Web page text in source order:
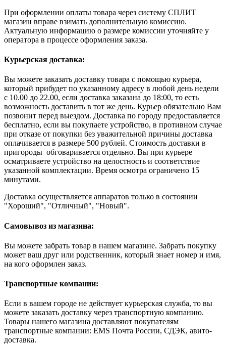
При оформлении оплаты товара через систему СПЛИТ
магазин вправе взимать дополнительную комиссию.
Актуальную информацию о размере комиссии уточняйте у
оператора в процессе оформления заказа.
Курьерская доставка:
Вы можете заказать доставку товара с помощью курьера,
который прибудет по указанному адресу в любой день недели
с 10.00 до 22.00, если доставка заказана до 18:00, то есть
возможность доставить в тот же день. Курьер обязательно Вам
позвонит перед выездом. Доставка по городу предоставляется
бесплатно, если вы покупаете устройство, в противном случае
при отказе от покупки без уважительной причины доставка
оплачивается в размере 500 рублей. Стоимость доставки в
пригороды обговаривается отдельно. Вы при курьере
осматриваете устройство на целостность и соответствие
указанной комплектации. Время осмотра ограничено 15
минутами.
Доставка осуществляется аппаратов только в состоянии
"Хороший", "Отличный", "Новый".
Самовывоз из магазина:
Вы можете забрать товар в нашем магазине. Забрать покупку
может ваш друг или родственник, который знает номер и имя,
на кого оформлен заказ.
Транспортные компании:
Если в вашем городе не действует курьерская служба, то вы
можете заказать доставку через транспортную компанию.
Товары нашего магазина доставляют покупателям
транспортные компании: EMS Почта России, СДЭК, авито-
доставка.